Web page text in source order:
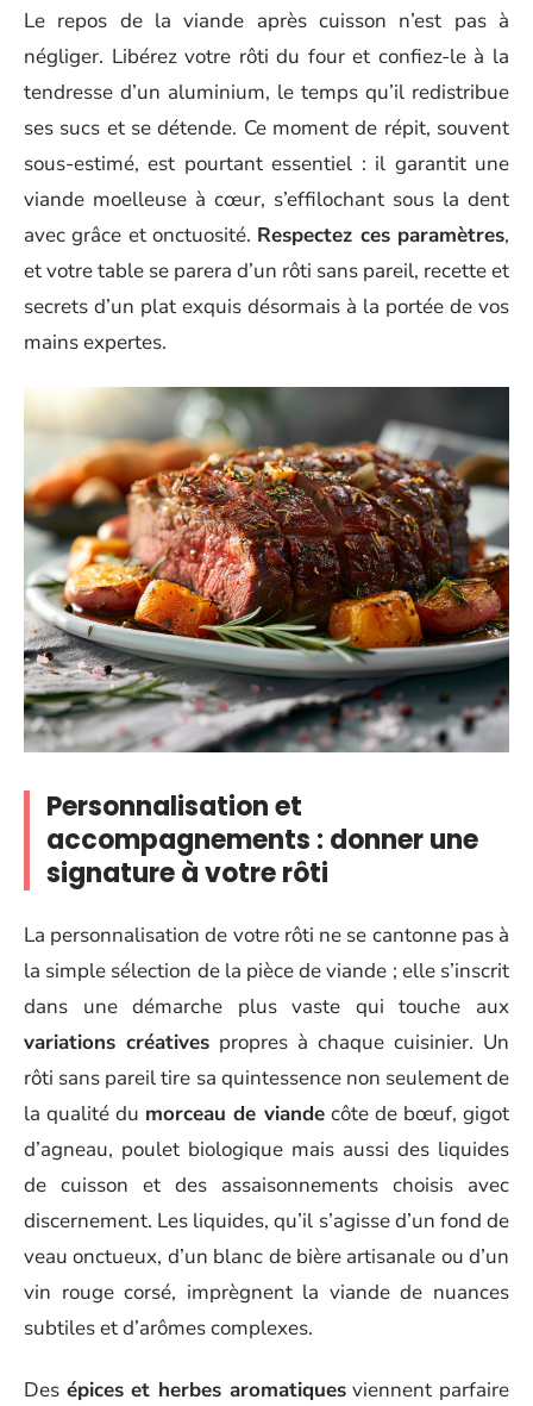
Le repos de la viande après cuisson n’est pas à
négliger. Libérez votre rôti du four et confiez-le à la
tendresse d’un aluminium, le temps qu’il redistribue
ses sucs et se détende. Ce moment de répit, souvent
sous-estimé, est pourtant essentiel : il garantit une
viande moelleuse à cœur, s’effilochant sous la dent
avec grâce et onctuosité. Respectez ces paramètres,
et votre table se parera d’un rôti sans pareil, recette et
secrets d’un plat exquis désormais à la portée de vos
mains expertes.
Personnalisation et
accompagnements : donner une
signature à votre rôti
La personnalisation de votre rôti ne se cantonne pas à
la simple sélection de la pièce de viande ; elle s’inscrit
dans une démarche plus vaste qui touche aux
variations créatives propres à chaque cuisinier. Un
rôti sans pareil tire sa quintessence non seulement de
la qualité du morceau de viandecôte de bœuf, gigot
d’agneau, poulet biologique mais aussi des liquides
de cuisson et des assaisonnements choisis avec
discernement. Les liquides, qu’il s’agisse d’un fond de
veau onctueux, d’un blanc de bière artisanale ou d’un
vin rouge corsé, imprègnent la viande de nuances
subtiles et d’arômes complexes.
Des épices et herbes aromatiquesviennent parfaire